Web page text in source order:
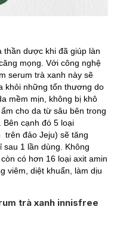
thần dược khi đã giúp làn
mọng. Với công nghệ
serum trà xanh này sẽ
khỏi những tổn thương do
mềm mịn, không bị khô
cho da từ sâu bên trong
Bên cạnh đó 5 loại
trên đảo Jeju) sẽ tăng
1 lần dùng. Không
có hơn 16 loại axit amin
viêm, diệt khuẩn, làm dịu
trà xanh innisfree